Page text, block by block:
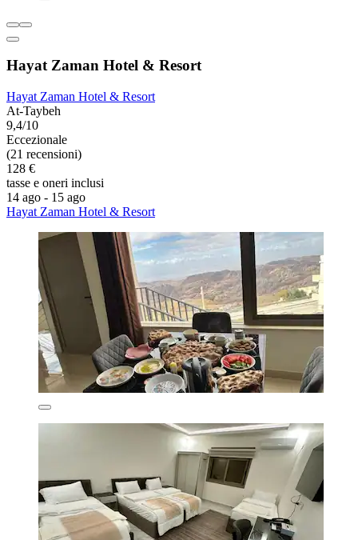
Hayat Zaman Hotel & Resort
Hayat Zaman Hotel & Resort
At-Taybeh
9,4/10
Eccezionale
(21 recensioni)
128 €
tasse e oneri inclusi
14 ago - 15 ago
Hayat Zaman Hotel & Resort